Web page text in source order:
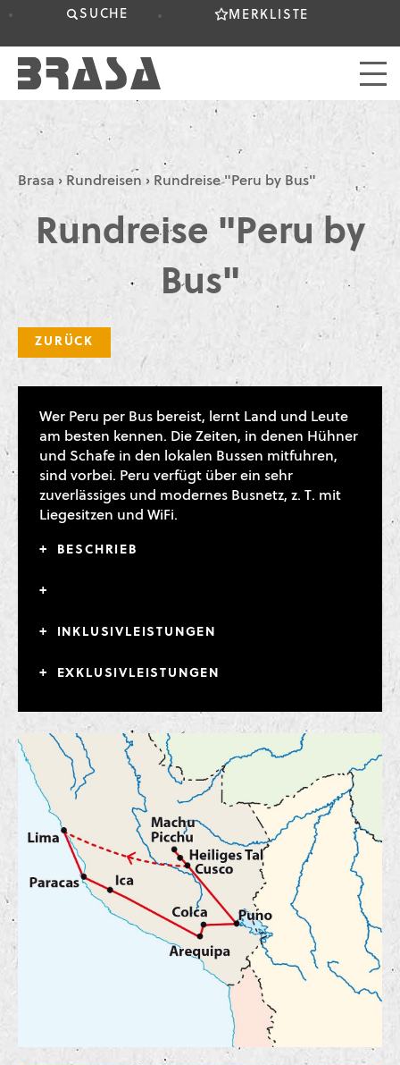
SUCHE MERKLISTE
Brasa › Rundreisen › Rundreise "Peru by Bus"
Rundreise "Peru by
Bus"
ZURÜCK
Wer Peru per Bus bereist, lernt Land und Leute
am besten kennen. Die Zeiten, in denen Hühner
und Schafe in den lokalen Bussen mitfuhren,
sind vorbei. Peru verfügt über ein sehr
zuverlässiges und modernes Busnetz, z. T. mit
Liegesitzen und WiFi.
BESCHRIEB
INKLUSIVLEISTUNGEN
EXKLUSIVLEISTUNGEN